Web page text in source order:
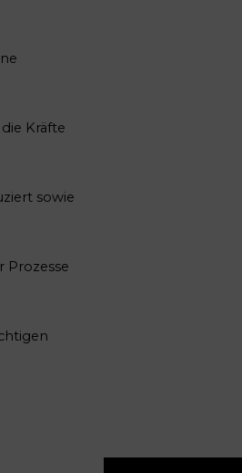
Kräfte
sowie
Prozesse